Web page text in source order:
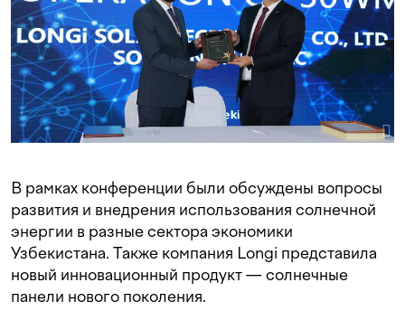
В рамках конференции были обсуждены вопросы
развития и внедрения использования солнечной
энергии в разные сектора экономики
Узбекистана. Также компания Longi представила
новый инновационный продукт — солнечные
панели нового поколения.